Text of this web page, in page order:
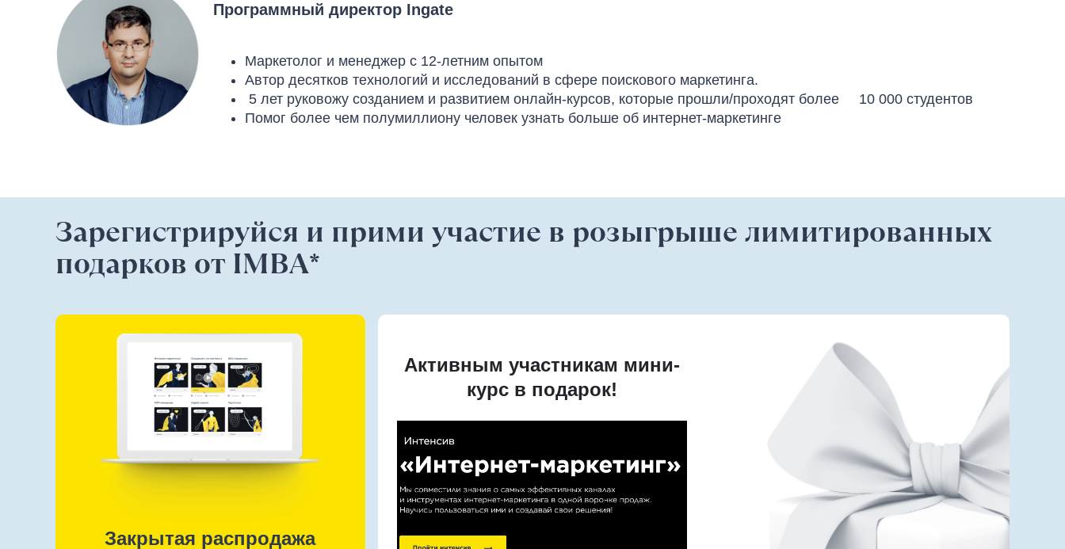
Программный директор Ingate
Маркетолог и менеджер с 12-летним опытом
Автор десятков технологий и исследований в сфере поискового маркетинга.
5 лет руковожу созданием и развитием онлайн-курсов, которые прошли/проходят более 10 000 студентов
Помог более чем полумиллиону человек узнать больше об интернет-маркетинге
Зарегистрируйся и прими участие в розыгрыше лимитированных
подарков от IMBA*
Закрытая распродажа
Активным участникам мини-
курс в подарок!